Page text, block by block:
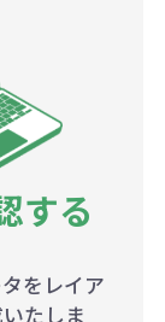
する
をレイア
たしま